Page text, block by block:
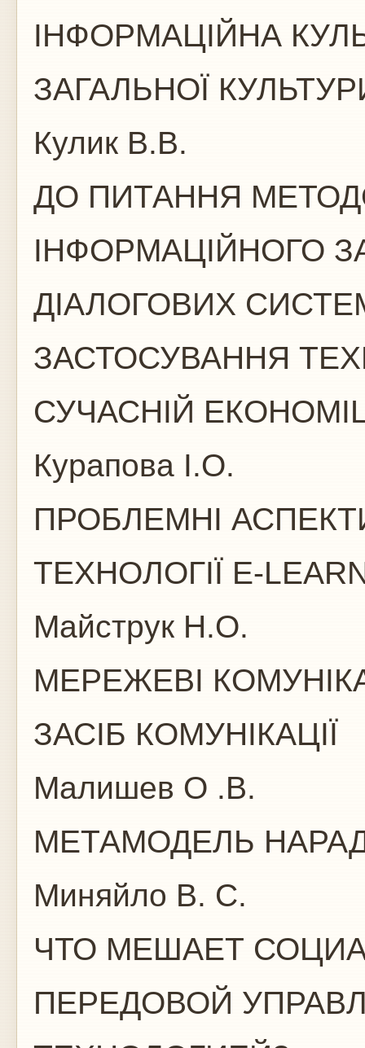
ІНФОРМАЦІЙНА
ЗАГАЛЬНОЇ
Кулик В.В.
ДО ПИТАННЯ
ІНФОРМАЦІЙНОГО
ДІАЛОГОВИХ
ЗАСТОСУВАННЯ
СУЧАСНІЙ
Курапова І.О.
ПРОБЛЕМНІ
ТЕХНОЛОГІЇ E-
Mайструк Н.О.
МЕРЕЖЕВІ
ЗАСІБ КОМУНІКАЦІЇ
Малишев О .В.
МЕТАМОДЕЛЬ
Миняйло В. С.
ЧТО МЕШАЕТ
ПЕРЕДОВОЙ